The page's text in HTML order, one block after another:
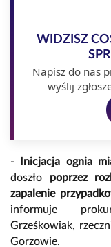
WIDZISZ
Napisz do nas
wyślij
- Inicjacja ognia
doszło poprzez
zapalenie
informuje
Grześkowiak,
Gorzowie.